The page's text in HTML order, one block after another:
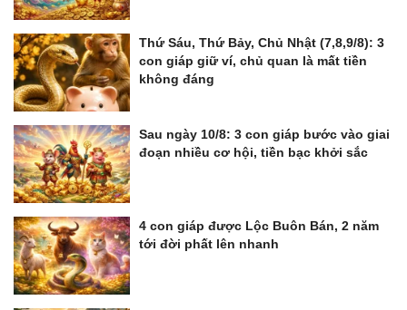
Thứ Sáu, Thứ Bảy, Chủ Nhật (7,8,9/8): 3
con giáp giữ ví, chủ quan là mất tiền
không đáng
Sau ngày 10/8: 3 con giáp bước vào giai
đoạn nhiều cơ hội, tiền bạc khởi sắc
4 con giáp được Lộc Buôn Bán, 2 năm
tới đời phất lên nhanh